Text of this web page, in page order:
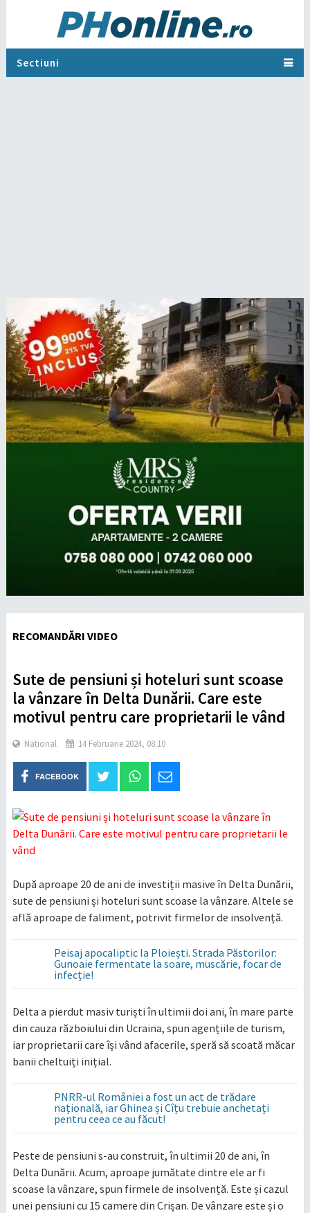
Sectiuni
RECOMANDĂRI VIDEO
Sute de pensiuni și hoteluri sunt scoase
la vânzare în Delta Dunării. Care este
motivul pentru care proprietarii le vând
National 14 Februarie 2024, 08:10
FACEBOOK
După aproape 20 de ani de investiții masive în Delta Dunării,
sute de pensiuni și hoteluri sunt scoase la vânzare. Altele se
află aproape de faliment, potrivit firmelor de insolvență.
Peisaj apocaliptic la Ploiești. Strada Păstorilor:
Gunoaie fermentate la soare, muscărie, focar de
infecție!
Delta a pierdut masiv turiști în ultimii doi ani, în mare parte
din cauza războiului din Ucraina, spun agențiile de turism,
iar proprietarii care își vând afacerile, speră să scoată măcar
banii cheltuiți inițial.
PNRR-ul României a fost un act de trădare
națională, iar Ghinea și Cîțu trebuie anchetați
pentru ceea ce au făcut!
Peste de pensiuni s-au construit, în ultimii 20 de ani, în
Delta Dunării. Acum, aproape jumătate dintre ele ar fi
scoase la vânzare, spun firmele de insolvență. Este și cazul
unei pensiuni cu 15 camere din Crișan. De vânzare este și o